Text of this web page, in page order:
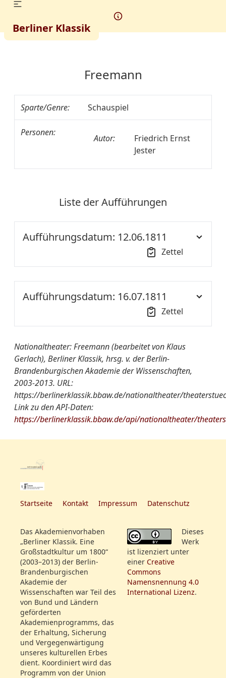
Berliner Klassik
Freemann
Sparte/Genre: Schauspiel
Personen:
Autor:
Friedrich Ernst
Jester
Liste der Aufführungen
Aufführungsdatum: 12.06.1811
Zettel
Uhrzeit: 18:00
Ort der
NT S1
von A-Z:
Vier Akten, von J. E. Jester
Quelle: ThZ SBBPK
weitere
Informationen:
[danach: Der Verräther]
Rollenfeld:
Hr. Gern Sohn
Mlle. Reinwald
Hr. Bessel Sohn
Hr. Rüthling S.
Hr. Buggenhagen
Hr. Labes
Mad. Beschort
Hr. Reinwald
Hr. Leidel
Hr. Kaselitz
Hr. Rüthling
Hr. Wauer
Hr. Benda
Hr. Rehfeldt
Hr. Bessel
Aufführungsdatum: 16.07.1811
Zettel
Aufführung::
Nationaltheater
von A-Z:
Freemann. Schauspiel in
Quelle: ThZ SBBPK
Rollenfeld:
Mad. Böheim
Mlle. Reinwald
Hr. Bessel Sohn
Hr. Herdt
Hr. Rüthling S.
Hr. Buggenhagen
Hr. Labes
Mad. Beschort
Hr. Reinwald
Hr. Leidel
Hr. Kaselitz
Hr. Wauer
Nationaltheater: Freemann (bearbeitet von Klaus
Gerlach), Berliner Klassik, hrsg. v. der Berlin-
Brandenburgischen Akademie der Wissenschaften,
2003-2013. URL:
https://berlinerklassik.bbaw.de/nationaltheater/
Link zu den API-Daten:
https://berlinerklassik.bbaw.de/api/nationaltheater/
Startseite Kontakt Impressum Datenschutz
Das Akademienvorhaben
„Berliner Klassik. Eine
Großstadtkultur um 1800“
(2003–2013) der Berlin-
Brandenburgischen
Akademie der
Wissenschaften war Teil des
von Bund und Ländern
geförderten
Akademienprogramms, das
der Erhaltung, Sicherung
und Vergegenwärtigung
unseres kulturellen Erbes
dient. Koordiniert wird das
Programm von der Union
Dieses
Werk
ist lizenziert unter
einer Creative
Commons
Namensnennung 4.0
International Lizenz.